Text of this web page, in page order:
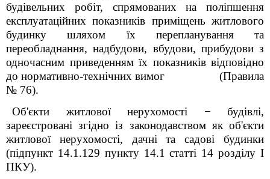
будівельних робіт, спрямованих на поліпшення
експлуатаційних показників приміщень житлового
будинку шляхом їх перепланування та
переобладнання, надбудови, вбудови, прибудови з
одночасним приведенням їх показників відповідно
до нормативно-технічних вимог (Правила
№ 76).
Об'єкти житлової нерухомості − будівлі,
зареєстровані згідно із законодавством як об'єкти
житлової нерухомості, дачні та садові будинки
(підпункт 14.1.129 пункту 14.1 статті 14 розділу І
ПКУ).